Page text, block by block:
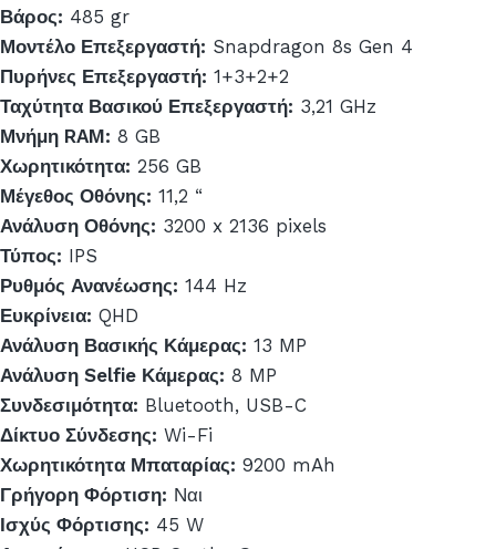
Βάρος: 485 gr
Μοντέλο Επεξεργαστή: Snapdragon 8s Gen 4
Πυρήνες Επεξεργαστή: 1+3+2+2
Ταχύτητα Βασικού Επεξεργαστή: 3,21 GHz
Μνήμη RAM: 8 GB
Χωρητικότητα: 256 GB
Μέγεθος Οθόνης: 11,2 “
Ανάλυση Οθόνης: 3200 x 2136 pixels
Τύπος: IPS
Ρυθμός Ανανέωσης: 144 Hz
Ευκρίνεια: QHD
Ανάλυση Βασικής Κάμερας: 13 MP
Ανάλυση Selfie Κάμερας: 8 MP
Συνδεσιμότητα: Bluetooth, USB-C
Δίκτυο Σύνδεσης: Wi-Fi
Χωρητικότητα Μπαταρίας: 9200 mAh
Γρήγορη Φόρτιση: Ναι
Ισχύς Φόρτισης: 45 W